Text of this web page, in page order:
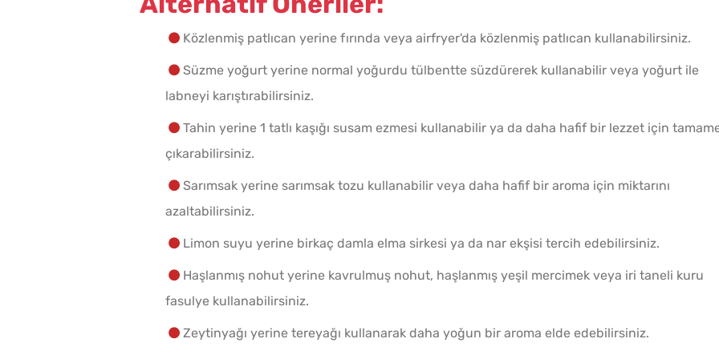
Közlenmiş patlıcan yerine fırında veya airfryer'da közlenmiş patlıcan kullanabilirsiniz.
Süzme yoğurt yerine normal yoğurdu tülbentte süzdürerek kullanabilir veya yoğurt ile
labneyi karıştırabilirsiniz.
Tahin yerine 1 tatlı kaşığı susam ezmesi kullanabilir ya da daha hafif bir lezzet için
çıkarabilirsiniz.
Sarımsak yerine sarımsak tozu kullanabilir veya daha hafif bir aroma için miktarını
azaltabilirsiniz.
Limon suyu yerine birkaç damla elma sirkesi ya da nar ekşisi tercih edebilirsiniz.
Haşlanmış nohut yerine kavrulmuş nohut, haşlanmış yeşil mercimek veya iri taneli kuru
fasulye kullanabilirsiniz.
Zeytinyağı yerine tereyağı kullanarak daha yoğun bir aroma elde edebilirsiniz.